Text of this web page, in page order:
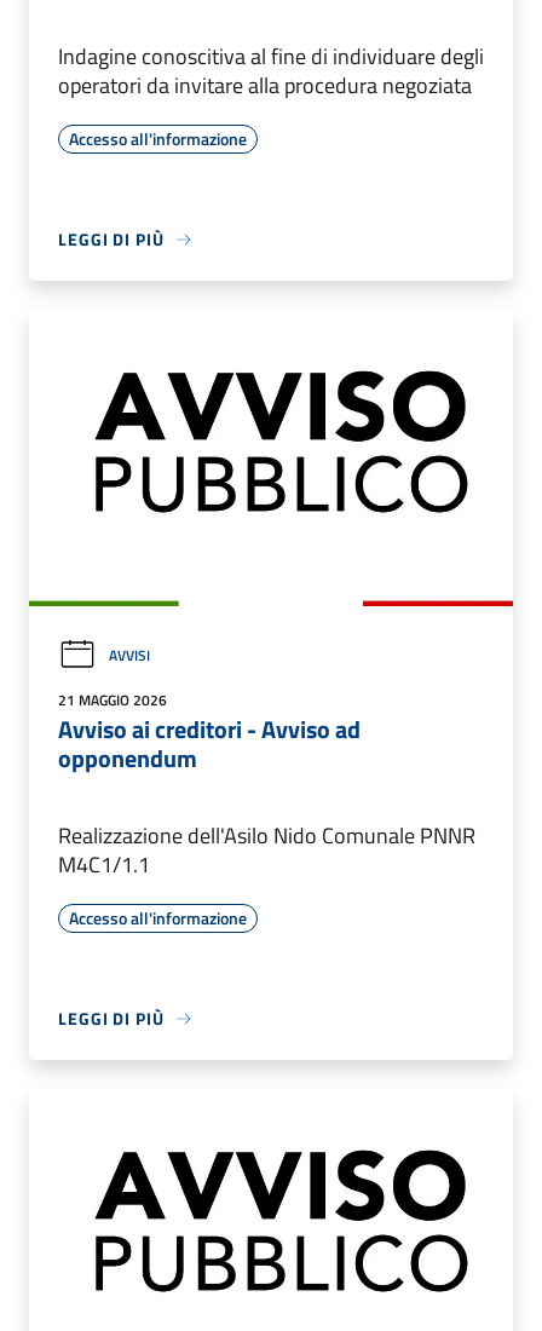
Indagine conoscitiva al fine di individuare degli
operatori da invitare alla procedura negoziata
Accesso all'informazione
LEGGI DI PIÙ
AVVISI
21 MAGGIO 2026
Avviso ai creditori - Avviso ad
opponendum
Realizzazione dell'Asilo Nido Comunale PNNR
M4C1/1.1
Accesso all'informazione
LEGGI DI PIÙ